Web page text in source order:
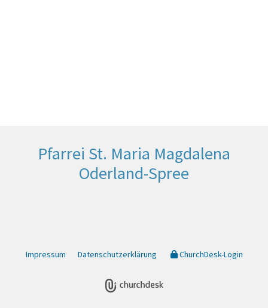
Pfarrei St. Maria Magdalena
Oderland-Spree
Impressum Datenschutzerklärung ChurchDesk-Login